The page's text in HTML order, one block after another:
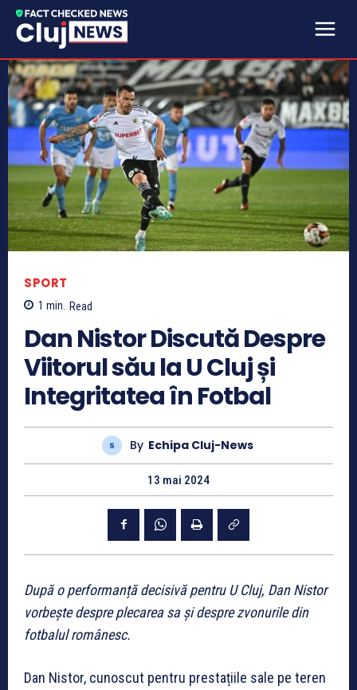
SPORT
1 min. Read
Dan Nistor Discută Despre
Viitorul său la U Cluj și
Integritatea în Fotbal
By Echipa Cluj-News
13 mai 2024
După o performanță decisivă pentru U Cluj, Dan Nistor
vorbește despre plecarea sa și despre zvonurile din
fotbalul românesc.
Dan Nistor, cunoscut pentru prestațiile sale pe teren